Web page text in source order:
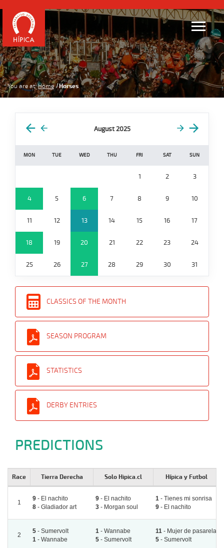
You are at: Home Horses
August 2025
MON TUE WED THU FRI SAT SUN
1 2 3
4 5 6 7 8 9 10
11 12 13 14 15 16 17
18 19 20 21 22 23 24
25 26 27 28 29 30 31
CLASSICS OF THE MONTH
SEASON PROGRAM
STATISTICS
DERBY ENTRIES
PREDICTIONS
Race Tierra Derecha Solo Hipica.cl Hípica y Futbol
1
9 - El nachito
8 - Gladiador art
9 - El nachito
3 - Morgan soul
1 - Tienes mi sonrisa
9 - El nachito
2
5 - Sumervolt
1 - Wannabe
1 - Wannabe
5 - Sumervolt
11 - Mujer de pasarela
5 - Sumervolt